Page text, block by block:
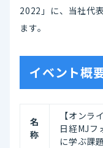
2022」に、当社代
ます。
イベント概
名
称
【オンラ
日経MJフ
に学ぶ課